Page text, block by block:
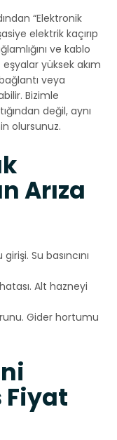
“Elektronik
elektrik kaçırıp
ve kablo
yüksek akım
veya
Bizimle
değil, aynı
olursunuz.
Arıza
Su basıncını
Alt hazneyi
Gider hortumu
Fiyat